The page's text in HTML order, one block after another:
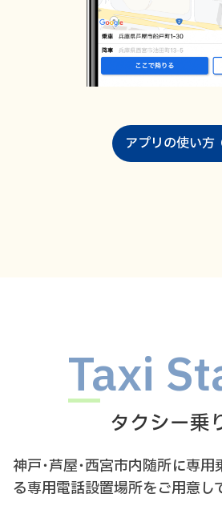
アプリの使い方
Taxi
タクシー乗
神戸･芦屋･西宮市内随所に専用
る専用電話設置場所をご用意し